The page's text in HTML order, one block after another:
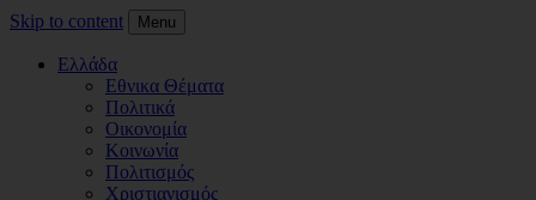
Skip to content Menu
Ελλάδα
Εθνικα Θέματα
Πολιτικά
Οικονομία
Κοινωνία
Πολιτισμός
Χριστιανισμός